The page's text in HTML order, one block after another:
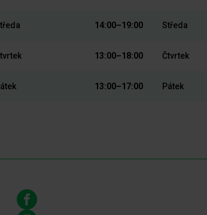
14:00–19:00
13:00–18:00
13:00–17:00
Středa
Čtvrtek
Pátek